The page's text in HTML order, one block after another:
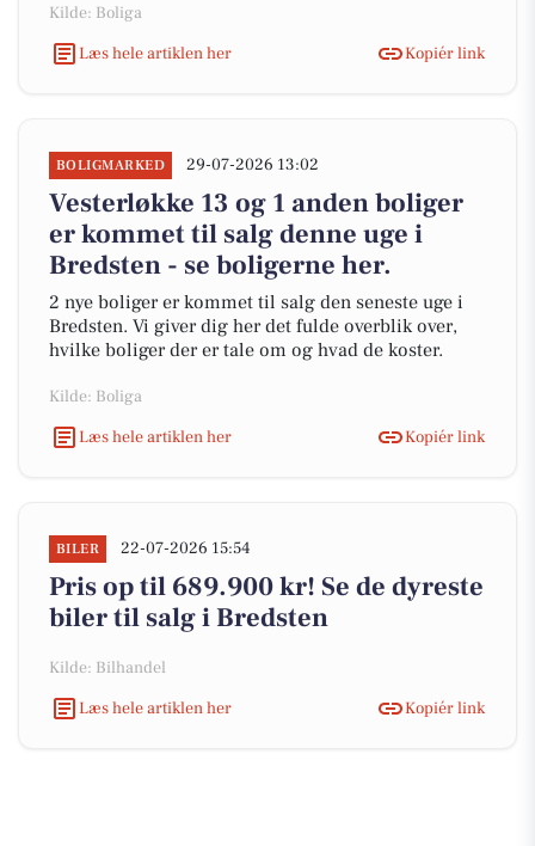
Kilde: Boliga
Læs hele artiklen her
Kopiér link
BOLIGMARKED 29-07-2026 13:02
Vesterløkke 13 og 1 anden boliger
er kommet til salg denne uge i
Bredsten - se boligerne her.
2 nye boliger er kommet til salg den seneste uge i
Bredsten. Vi giver dig her det fulde overblik over,
hvilke boliger der er tale om og hvad de koster.
Kilde: Boliga
Læs hele artiklen her
Kopiér link
BILER 22-07-2026 15:54
Pris op til 689.900 kr! Se de dyreste
biler til salg i Bredsten
Kilde: Bilhandel
Læs hele artiklen her
Kopiér link